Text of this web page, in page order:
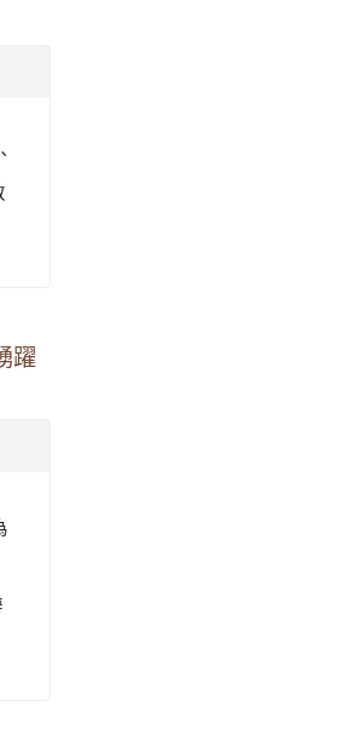
躍